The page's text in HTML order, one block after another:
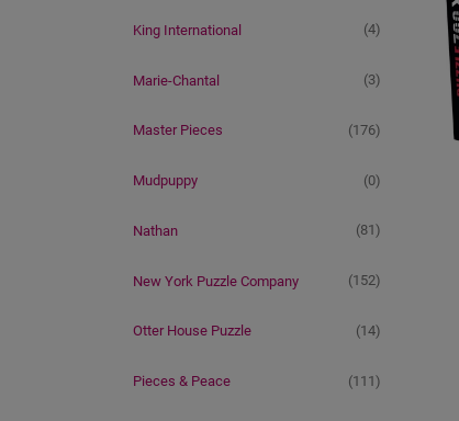
King International (4)
Marie-Chantal (3)
Master Pieces (176)
Mudpuppy (0)
Nathan (81)
New York Puzzle Company (152)
Otter House Puzzle (14)
Pieces & Peace (111)